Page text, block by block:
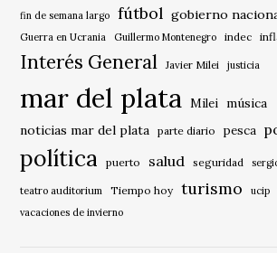
fin de semana largo fútbol gobierno
Guerra en Ucrania Guillermo Montenegro indec
Interés General Javier Milei justicia
mar del plata Milei música
noticias mar del plata
parte diario pesca
política puerto salud seguridad
teatro auditorium Tiempo hoy turismo ucip
vacaciones de invierno